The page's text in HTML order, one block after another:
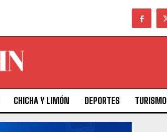
CHICHA Y LIMÓN DEPORTES TURISMO